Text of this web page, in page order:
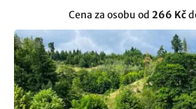
Cena za osobu od 266 Kč